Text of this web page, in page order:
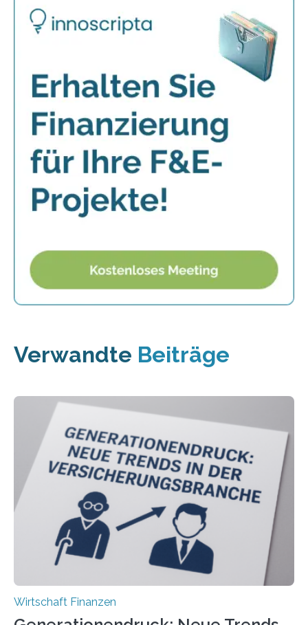
Verwandte Beiträge
Wirtschaft Finanzen